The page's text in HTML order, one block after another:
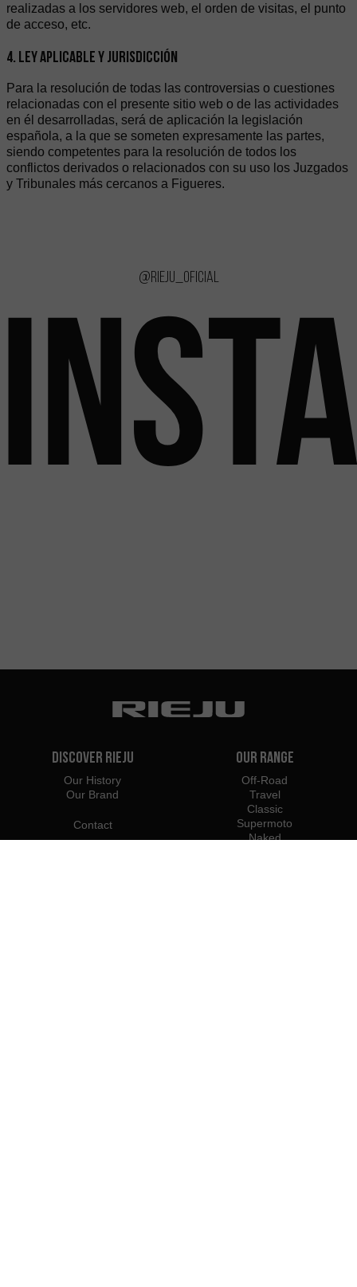
realizadas a los servidores web, el orden de visitas, el punto
de acceso, etc.
4. LEY APLICABLE Y JURISDICCIÓN
Para la resolución de todas las controversias o cuestiones
relacionadas con el presente sitio web o de las actividades
en él desarrolladas, será de aplicación la legislación
española, a la que se someten expresamente las partes,
siendo competentes para la resolución de todos los
conflictos derivados o relacionados con su uso los Juzgados
y Tribunales más cercanos a Figueres.
@rieju_oficial
Discover Rieju
Our History
Our Brand
Contact
Our Range
Off-Road
Travel
Classic
Supermoto
Naked